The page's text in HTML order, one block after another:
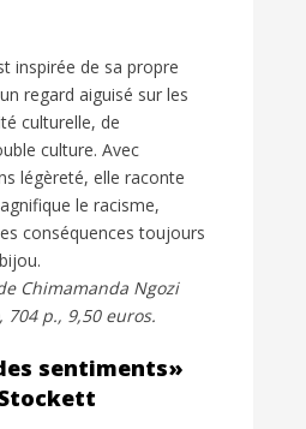
inspirée de sa propre
regard aiguisé sur les
culturelle, de
culture. Avec
légèreté, elle raconte
le racisme,
conséquences toujours
Chimamanda Ngozi
704 p., 9,50 euros.
sentiments»